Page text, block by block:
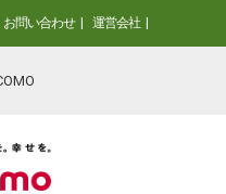
お問い合わせ 運営会社